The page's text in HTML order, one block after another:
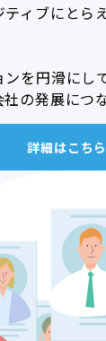
ィブにとら
を円滑にし
の発展につ
詳細はこちら